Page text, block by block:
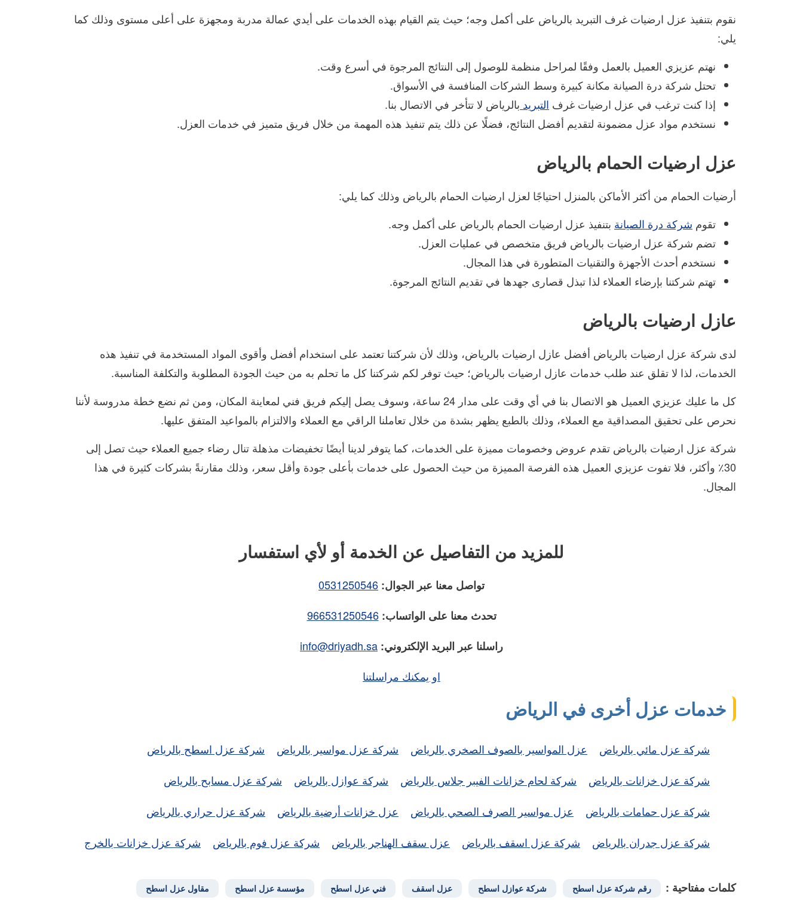
نقوم بتنفيذ عزل ارضيات غرف التبريد بالرياض على أكمل وجه؛ حيث يتم القيام بهذه الخدمات على أيدي عمالة مدربة ومجهزة على أعلى مستوى وذلك كما
يلي:
نهتم عزيزي العميل بالعمل وفقًا لمراحل منظمة للوصول إلى النتائج المرجوة في أسرع وقت.
تحتل شركة درة الصيانة مكانة كبيرة وسط الشركات المنافسة في الأسواق.
إذا كنت ترغب في عزل ارضيات غرف التبريد بالرياض لا تتأخر في الاتصال بنا.
نستخدم مواد عزل مضمونة لتقديم أفضل النتائج، فضلًا عن ذلك يتم تنفيذ هذه المهمة من خلال فريق متميز في خدمات العزل.
عزل ارضيات الحمام بالرياض
أرضيات الحمام من أكثر الأماكن بالمنزل احتياجًا لعزل ارضيات الحمام بالرياض وذلك كما يلي:
تقوم شركة درة الصيانة بتنفيذ عزل ارضيات الحمام بالرياض على أكمل وجه.
تضم شركة عزل ارضيات بالرياض فريق متخصص في عمليات العزل.
نستخدم أحدث الأجهزة والتقنيات المتطورة في هذا المجال.
تهتم شركتنا بإرضاء العملاء لذا تبذل قصارى جهدها في تقديم النتائج المرجوة.
عازل ارضيات بالرياض
لدى شركة عزل ارضيات بالرياض أفضل عازل ارضيات بالرياض، وذلك لأن شركتنا تعتمد على استخدام أفضل وأقوى المواد المستخدمة في تنفيذ هذه
الخدمات، لذا لا تقلق عند طلب خدمات عازل ارضيات بالرياض؛ حيث توفر لكم شركتنا كل ما تحلم به من حيث الجودة المطلوبة والتكلفة المناسبة.
كل ما عليك عزيزي العميل هو الاتصال بنا في أي وقت على مدار 24 ساعة، وسوف يصل إليكم فريق فني لمعاينة المكان، ومن ثم نضع خطة مدروسة لأننا
نحرص على تحقيق المصداقية مع العملاء، وذلك بالطبع يظهر بشدة من خلال تعاملنا الراقي مع العملاء والالتزام بالمواعيد المتفق عليها.
شركة عزل ارضيات بالرياض تقدم عروض وخصومات مميزة على الخدمات، كما يتوفر لدينا أيضًا تخفيضات مذهلة تنال رضاء جميع العملاء حيث تصل إلى
30٪ وأكثر، فلا تفوت عزيزي العميل هذه الفرصة المميزة من حيث الحصول على خدمات بأعلى جودة وأقل سعر، وذلك مقارنةً بشركات كثيرة في هذا
المجال.
للمزيد من التفاصيل عن الخدمة أو لأي استفسار
تواصل معنا عبر الجوال: 0531250546
تحدث معنا على الواتساب:966531250546
راسلنا عبر البريد الإلكتروني: info@driyadh.sa
او يمكنك مراسلتنا
خدمات عزل أخرى في الرياض
شركة عزل مائي بالرياض عزل المواسير بالصوف الصخري بالرياض شركة عزل مواسير بالرياض
شركة عزل اسطح بالرياض
شركة عزل خزانات بالرياض
شركة لحام خزانات الفيبر جلاس بالرياض شركة عوازل بالرياض
شركة عزل مسابح بالرياض
شركة عزل حمامات بالرياض
عزل مواسير الصرف الصحي بالرياض عزل خزانات أرضية بالرياض
شركة عزل حراري بالرياض
شركة عزل جدران بالرياض
شركة عزل اسقف بالرياض عزل سقف الهناجر بالرياض شركة عزل فوم بالرياض شركة عزل خزانات بالخرج
كلمات مفتاحية : رقم شركة عزل اسطح شركة عوازل اسطح عزل اسقف فني عزل اسطح مؤسسة عزل اسطح مقاول عزل اسطح